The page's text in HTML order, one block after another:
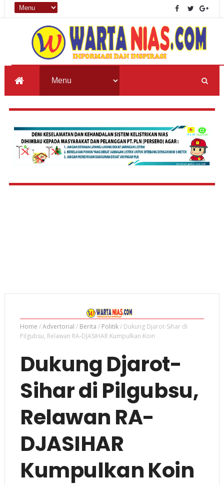
Home /Advertorial / Berita / Politik/ Dukung Djarot-Sihar di
Pilgubsu, Relawan RA-DJASIHAR Kumpulkan Koin
Dukung Djarot-
Sihar di Pilgubsu,
Relawan RA-
DJASIHAR
Kumpulkan Koin